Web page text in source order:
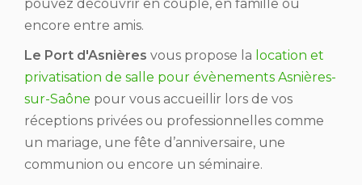
pouvez découvrir en couple, en famille ou
encore entre amis.
Le Port d'Asnières vous propose la location et
privatisation de salle pour évènements Asnières-
sur-Saône pour vous accueillir lors de vos
réceptions privées ou professionnelles comme
un mariage, une fête d’anniversaire, une
communion ou encore un séminaire.